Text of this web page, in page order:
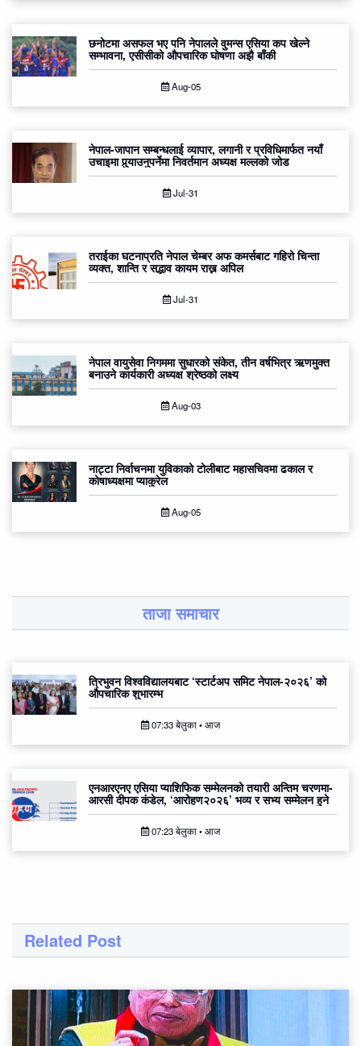
छनोटमा असफल भए पनि नेपालले वुमन्स एसिया कप खेल्ने
सम्भावना, एसीसीको औपचारिक घोषणा अझै बाँकी
Aug-05
नेपाल-जापान सम्बन्धलाई व्यापार, लगानी र प्रविधिमार्फत नयाँ
उचाइमा पुर्‍याउनुपर्नेमा निवर्तमान अध्यक्ष मल्लको जोड
Jul-31
तराईका घटनाप्रति नेपाल चेम्बर अफ कमर्सबाट गहिरो चिन्ता
व्यक्त, शान्ति र सद्भाव कायम राख्न अपिल
Jul-31
नेपाल वायुसेवा निगममा सुधारको संकेत, तीन वर्षभित्र ऋणमुक्त
बनाउने कार्यकारी अध्यक्ष श्रेष्ठको लक्ष्य
Aug-03
नाट्टा निर्वाचनमा युविकाको टोलीबाट महासचिवमा ढकाल र
कोषाध्यक्षमा प्याकुरेल
Aug-05
ताजा समाचार
त्रिभुवन विश्वविद्यालयबाट ‘स्टार्टअप समिट नेपाल-२०२६’ को
औपचारिक शुभारम्भ
07:33 बेलुका • आज
एनआरएनए एसिया प्याशिफिक सम्मेलनको तयारी अन्तिम चरणमा-
आरसी दीपक कंडेल, ‘आरोहण२०२६’ भव्य र सभ्य सम्मेलन हुने
07:23 बेलुका • आज
Related Post